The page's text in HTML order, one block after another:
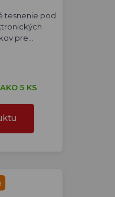
tesnenie pod
pre…
5 KS